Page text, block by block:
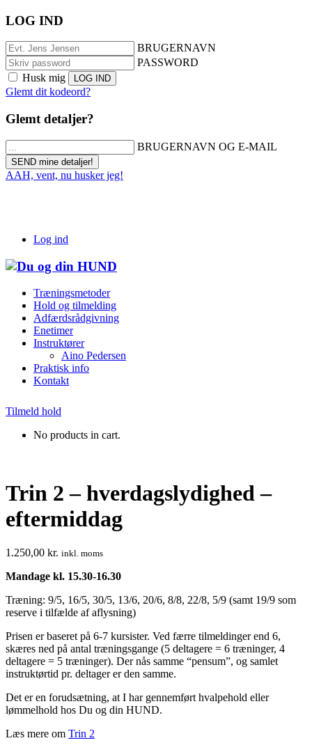
LOG IND
BRUGERNAVN
PASSWORD
Husk mig
Glemt dit kodeord?
Glemt detaljer?
BRUGERNAVN OG E-MAIL
AAH, vent, nu husker jeg!
Log ind
Træningsmetoder
Hold og tilmelding
Adfærdsrådgivning
Enetimer
Instruktører
Aino Pedersen
Praktisk info
Kontakt
Tilmeld hold
No products in cart.
Trin 2 – hverdagslydighed –
eftermiddag
1.250,00 kr. inkl. moms
Mandage kl. 15.30-16.30
Træning: 9/5, 16/5, 30/5, 13/6, 20/6, 8/8, 22/8, 5/9 (samt 19/9 som
reserve i tilfælde af aflysning)
Prisen er baseret på 6-7 kursister. Ved færre tilmeldinger end 6,
skæres ned på antal træningsgange (5 deltagere = 6 træninger, 4
deltagere = 5 træninger). Der nås samme “pensum”, og samlet
instruktørtid pr. deltager er den samme.
Det er en forudsætning, at I har gennemført hvalpehold eller
lømmelhold hos Du og din HUND.
Læs mere om Trin 2